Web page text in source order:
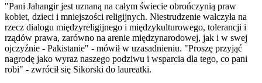
"Pani Jahangir jest uznaną na całym świecie obrończynią praw
kobiet, dzieci i mniejszości religijnych. Niestrudzenie walczyła na
rzecz dialogu międzyreligijnego i międzykulturowego, tolerancji i
rządów prawa, zarówno na arenie międzynarodowej, jak i w swej
ojczyźnie - Pakistanie" - mówił w uzasadnieniu. "Proszę przyjąć
nagrodę jako wyraz naszego podziwu i wsparcia dla tego, co pani
robi" - zwrócił się Sikorski do laureatki.